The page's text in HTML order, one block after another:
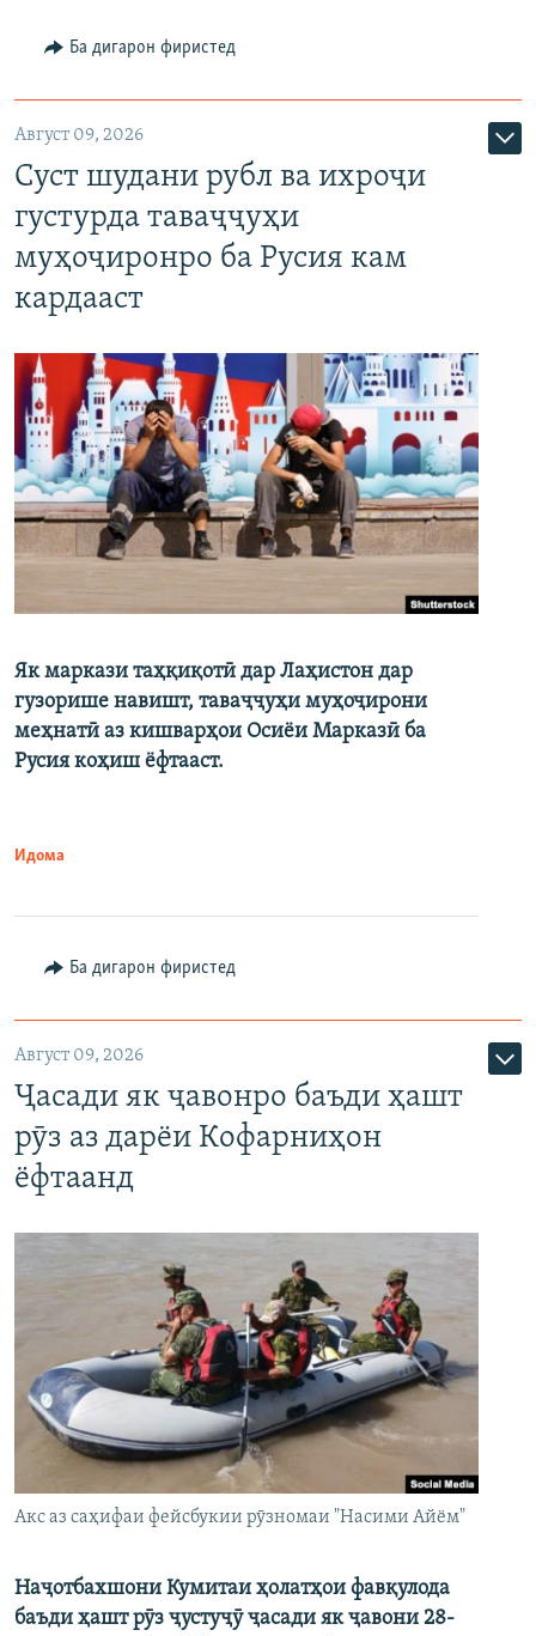
Ба дигарон фиристед
Август 09, 2026
Суст шудани рубл ва ихроҷи
густурда таваҷҷуҳи
муҳоҷиронро ба Русия кам
кардааст
Як маркази таҳқиқотӣ дар Лаҳистон дар
гузорише навишт, таваҷҷуҳи муҳоҷирони
меҳнатӣ аз кишварҳои Осиёи Марказӣ ба
Русия коҳиш ёфтааст.
Идома
Ба дигарон фиристед
Август 09, 2026
Ҷасади як ҷавонро баъди ҳашт
рӯз аз дарёи Кофарниҳон
ёфтаанд
Акс аз саҳифаи фейсбукии рӯзномаи "Насими Айём"
Наҷотбахшони Кумитаи ҳолатҳои фавқулода
баъди ҳашт рӯз ҷустуҷӯ ҷасади як ҷавони 28-